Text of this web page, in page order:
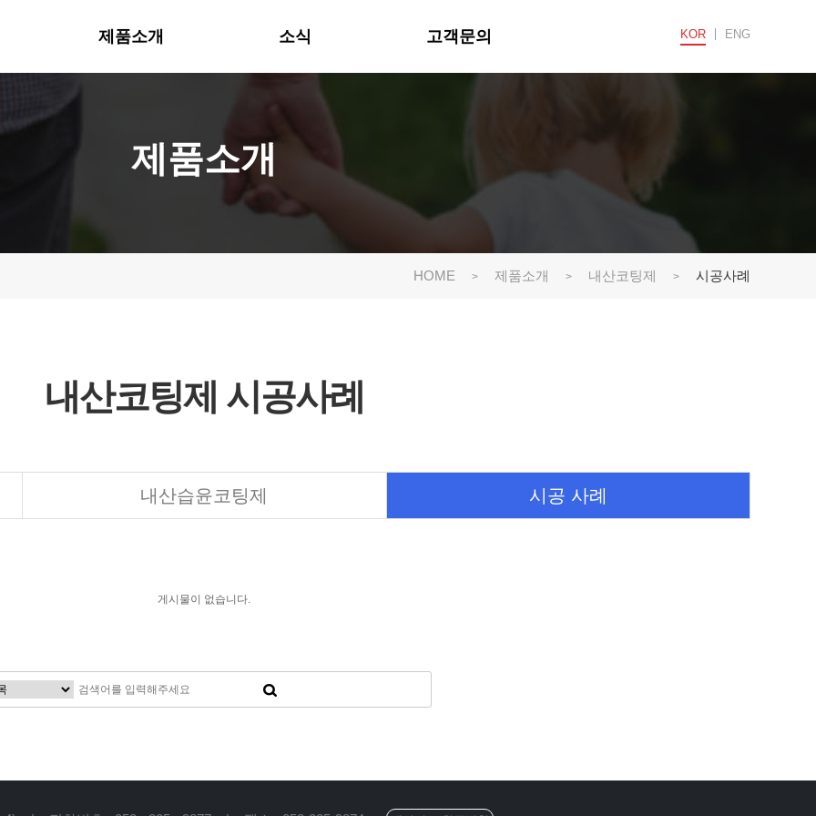
제품소개 소식 고객문의 KOR ENG
제품소개
HOME > 제품소개 > 내산코팅제 > 시공사례
내산코팅제 시공사례
내산습윤코팅제 시공 사례
게시물이 없습니다.